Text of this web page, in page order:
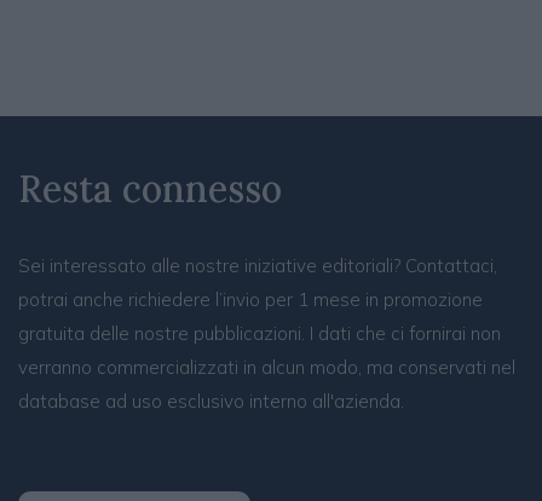
Resta connesso
Sei interessato alle nostre iniziative editoriali? Contattaci,
potrai anche richiedere l’invio per 1 mese in promozione
gratuita delle nostre pubblicazioni. I dati che ci fornirai non
verranno commercializzati in alcun modo, ma conservati nel
database ad uso esclusivo interno all'azienda.